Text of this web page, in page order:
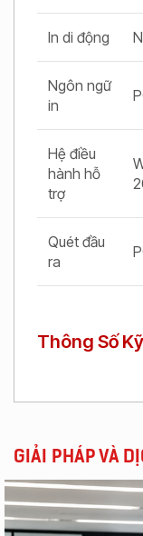
In di động
Ngôn ngữ
in
Hệ điều
hành hỗ
trợ
Quét đầu
ra
Thông Số
GIẢI PHÁP VÀ